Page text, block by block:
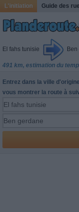
L'initiation Guide des
El fahs tunisie Ben
491 km, estimation du
Entrez dans la ville
vous montrer la route à